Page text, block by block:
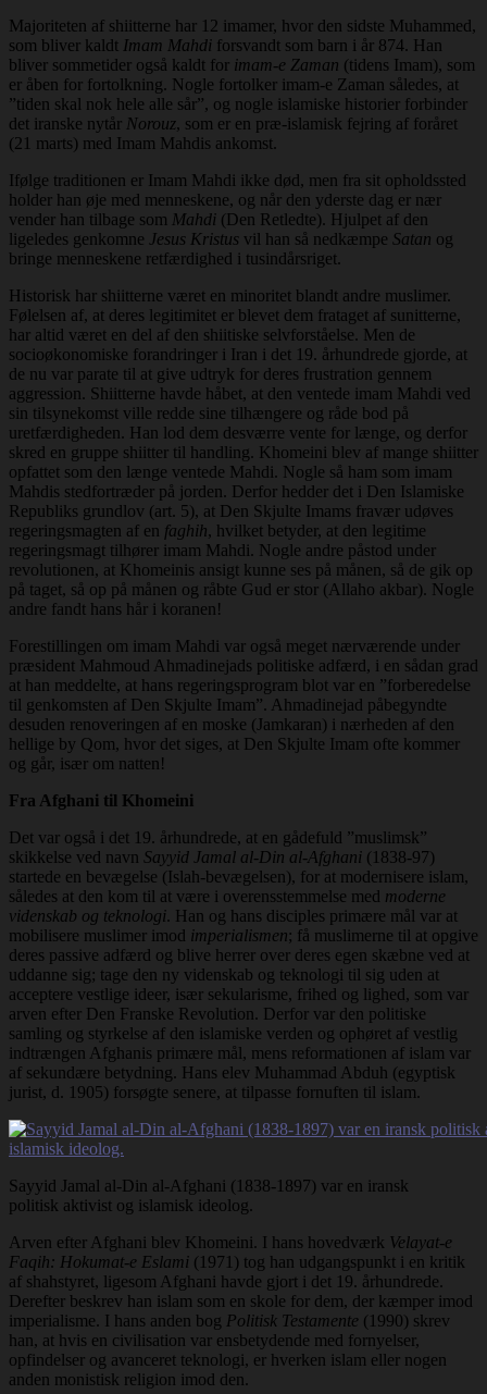
Majoriteten af shiitterne har 12 imamer, hvor den sidste Muhammed,
som bliver kaldt Imam Mahdi forsvandt som barn i år 874. Han
bliver sommetider også kaldt for imam-e Zaman (tidens Imam), som
er åben for fortolkning. Nogle fortolker imam-e Zaman således, at
”tiden skal nok hele alle sår”, og nogle islamiske historier forbinder
det iranske nytår Norouz, som er en præ-islamisk fejring af foråret
(21 marts) med Imam Mahdis ankomst.
Ifølge traditionen er Imam Mahdi ikke død, men fra sit opholdssted
holder han øje med menneskene, og når den yderste dag er nær
vender han tilbage som Mahdi (Den Retledte). Hjulpet af den
ligeledes genkomne Jesus Kristus vil han så nedkæmpe Satan og
bringe menneskene retfærdighed i tusindårsriget.
Historisk har shiitterne været en minoritet blandt andre muslimer.
Følelsen af, at deres legitimitet er blevet dem frataget af sunitterne,
har altid været en del af den shiitiske selvforståelse. Men de
socioøkonomiske forandringer i Iran i det 19. århundrede gjorde, at
de nu var parate til at give udtryk for deres frustration gennem
aggression. Shiitterne havde håbet, at den ventede imam Mahdi ved
sin tilsynekomst ville redde sine tilhængere og råde bod på
uretfærdigheden. Han lod dem desværre vente for længe, og derfor
skred en gruppe shiitter til handling. Khomeini blev af mange shiitter
opfattet som den længe ventede Mahdi. Nogle så ham som imam
Mahdis stedfortræder på jorden. Derfor hedder det i Den Islamiske
Republiks grundlov (art. 5), at Den Skjulte Imams fravær udøves
regeringsmagten af en faghih, hvilket betyder, at den legitime
regeringsmagt tilhører imam Mahdi. Nogle andre påstod under
revolutionen, at Khomeinis ansigt kunne ses på månen, så de gik op
på taget, så op på månen og råbte Gud er stor (Allaho akbar). Nogle
andre fandt hans hår i koranen!
Forestillingen om imam Mahdi var også meget nærværende under
præsident Mahmoud Ahmadinejads politiske adfærd, i en sådan grad
at han meddelte, at hans regeringsprogram blot var en ”forberedelse
til genkomsten af Den Skjulte Imam”. Ahmadinejad påbegyndte
desuden renoveringen af en moske (Jamkaran) i nærheden af den
hellige by Qom, hvor det siges, at Den Skjulte Imam ofte kommer
og går, især om natten!
Fra Afghani til Khomeini
Det var også i det 19. århundrede, at en gådefuld ”muslimsk”
skikkelse ved navn Sayyid Jamal al-Din al-Afghani (1838-97)
startede en bevægelse (Islah-bevægelsen), for at modernisere islam,
således at den kom til at være i overensstemmelse med moderne
videnskab og teknologi. Han og hans disciples primære mål var at
mobilisere muslimer imod imperialismen; få muslimerne til at opgive
deres passive adfærd og blive herrer over deres egen skæbne ved at
uddanne sig; tage den ny videnskab og teknologi til sig uden at
acceptere vestlige ideer, især sekularisme, frihed og lighed, som var
arven efter Den Franske Revolution. Derfor var den politiske
samling og styrkelse af den islamiske verden og ophøret af vestlig
indtrængen Afghanis primære mål, mens reformationen af islam var
af sekundære betydning. Hans elev Muhammad Abduh (egyptisk
jurist, d. 1905) forsøgte senere, at tilpasse fornuften til islam.
Sayyid Jamal al-Din al-Afghani (1838-1897) var en iransk
politisk aktivist og islamisk ideolog.
Arven efter Afghani blev Khomeini. I hans hovedværk Velayat-e
Faqih: Hokumat-e Eslami (1971) tog han udgangspunkt i en kritik
af shahstyret, ligesom Afghani havde gjort i det 19. århundrede.
Derefter beskrev han islam som en skole for dem, der kæmper imod
imperialisme. I hans anden bog Politisk Testamente (1990) skrev
han, at hvis en civilisation var ensbetydende med fornyelser,
opfindelser og avanceret teknologi, er hverken islam eller nogen
anden monistisk religion imod den.